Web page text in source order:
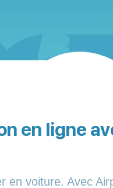
en ligne
en voiture. Avec